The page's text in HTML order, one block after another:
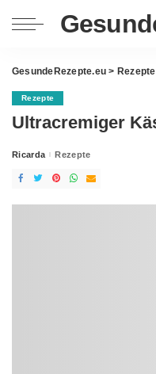
GesundeRezepte.eu > Rezepte
Rezepte
Ultracremiger
Posted
Ricarda Rezepte